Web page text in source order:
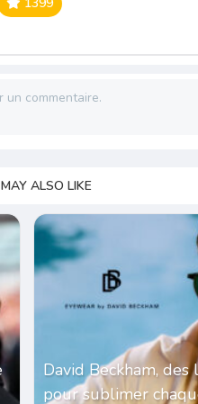
un commentaire.
ALSO LIKE
David Beckham,
pour sublimer